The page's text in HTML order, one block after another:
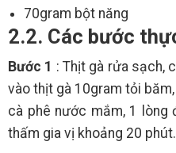
70gram bột năng
2.2. Các bước
Bước 1 : Thịt gà rửa sạch,
vào thịt gà 10gram tỏi
cà phê nước mắm, 1
thấm gia vị khoảng 20 phút.